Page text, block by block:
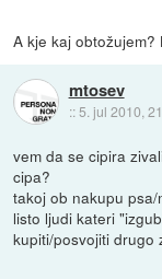
A kje kaj
mtosev
:: 5. jul 2010,
vem da se cipira
cipa?
takoj ob nakupu
listo ljudi kateri
kupiti/posvojiti drugo